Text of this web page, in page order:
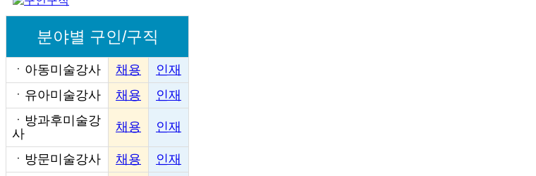
분야별 구인/구직
ㆍ 아동미술강사 채용
인재
ㆍ 유아미술강사 채용
인재
ㆍ 방과후미술강
사
채용 인재
ㆍ 방문미술강사 채용
인재